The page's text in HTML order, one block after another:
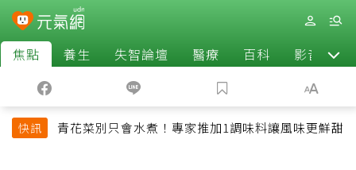
焦點 養生 失智論壇 醫療 百科 影音
快訊 青花菜別只會水煮！專家推加1調味料讓風味更鮮甜